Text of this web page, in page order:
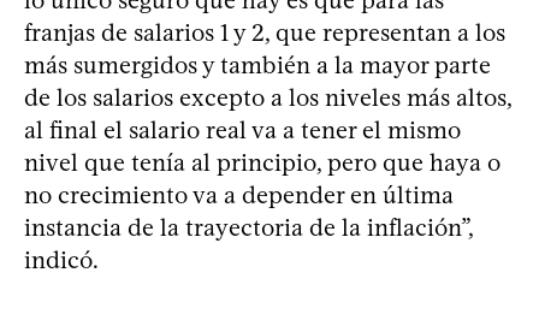
franjas de salarios 1 y 2, que representan a los
más sumergidos y también a la mayor parte
de los salarios excepto a los niveles más altos,
al final el salario real va a tener el mismo
nivel que tenía al principio, pero que haya o
no crecimiento va a depender en última
instancia de la trayectoria de la inflación”,
indicó.